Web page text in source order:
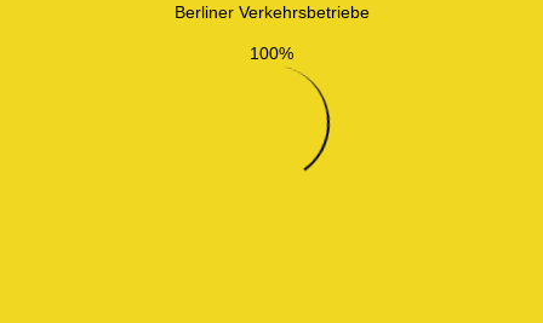
Berliner Verkehrsbetriebe
100%